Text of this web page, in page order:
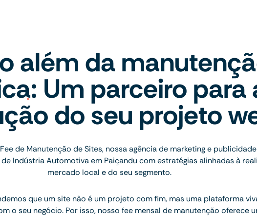
além da
Um parceiro para
do seu projeto
de Manutenção de Sites, nossa agência de marketing e
Indústria Automotiva em Paiçandu com estratégias alinhadas à
mercado local e do seu segmento.
que um site não é um projeto com fim, mas uma plataforma
o seu negócio. Por isso, nosso fee mensal de manutenção oferece